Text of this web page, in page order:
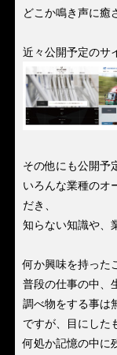
どこか鳴き声に癒
近々公開予定のサ
その他にも公開予
いろんな業種のオ
だき、
知らない知識や、
何か興味を持った
普段の仕事の中、
調べ物をする事は
ですが、目にした
何処か記憶の中に